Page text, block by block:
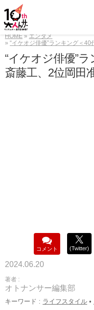
HOME
エンタメ
“イケオジ俳優”ランキング＜
“イケオジ俳優”
斎藤工、2位岡田
コメント (Twitter)
2024.06.20
著者 :
オトナンサー編集部
キーワード : ライフスタイル •